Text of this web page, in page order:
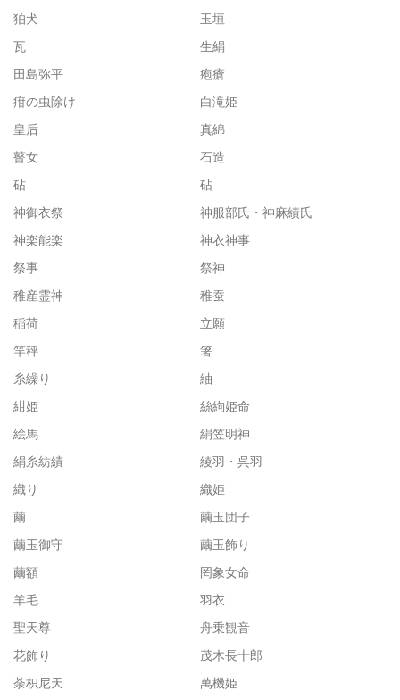
狛犬
玉垣
瓦
生絹
田島弥平
疱瘡
疳の虫除け
白滝姫
皇后
真綿
瞽女
石造
砧
砧
神御衣祭
神服部氏・神麻績氏
神楽能楽
神衣神事
祭事
祭神
稚産霊神
稚蚕
稲荷
立願
竿秤
箸
糸繰り
紬
紺姫
絲絇姫命
絵馬
絹笠明神
絹糸紡績
綾羽・呉羽
織り
織姫
繭
繭玉団子
繭玉御守
繭玉飾り
繭額
罔象女命
羊毛
羽衣
聖天尊
舟乗観音
花飾り
茂木長十郎
荼枳尼天
萬機姫